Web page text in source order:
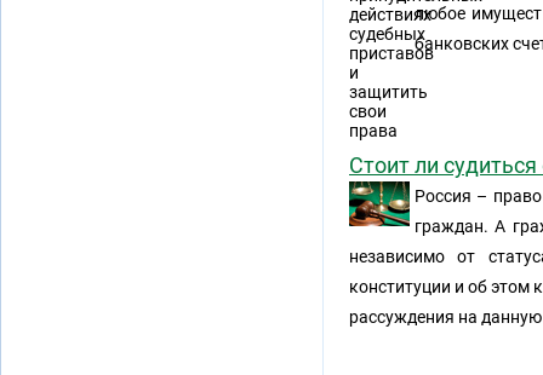
любое
банковских
Стоит ли
Россия –
граждан. А
независимо от
конституции и об этом
рассуждения на данную